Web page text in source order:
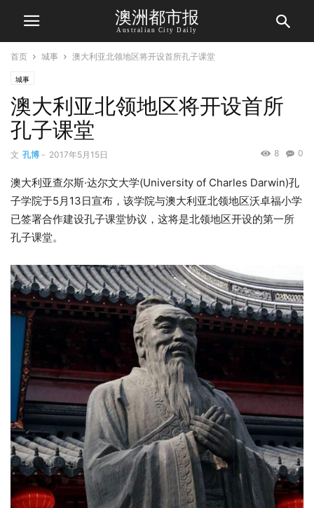
澳洲都市报
Australian City Daily
首页 城事 澳大利亚北领地区将开设首所孔子课堂
城事
澳大利亚北领地区将开设首所
孔子课堂
文 孔博 - 2017年5月15日 0
8
澳大利亚查尔斯·达尔文大学(University of Charles Darwin)孔
子学院于5月13日宣布，该学院与澳大利亚北领地区沃卓福小学
已签署合作建设孔子课堂协议，这将是北领地区开设的第一所
孔子课堂。